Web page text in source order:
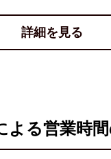
詳細を見る
よる営業時